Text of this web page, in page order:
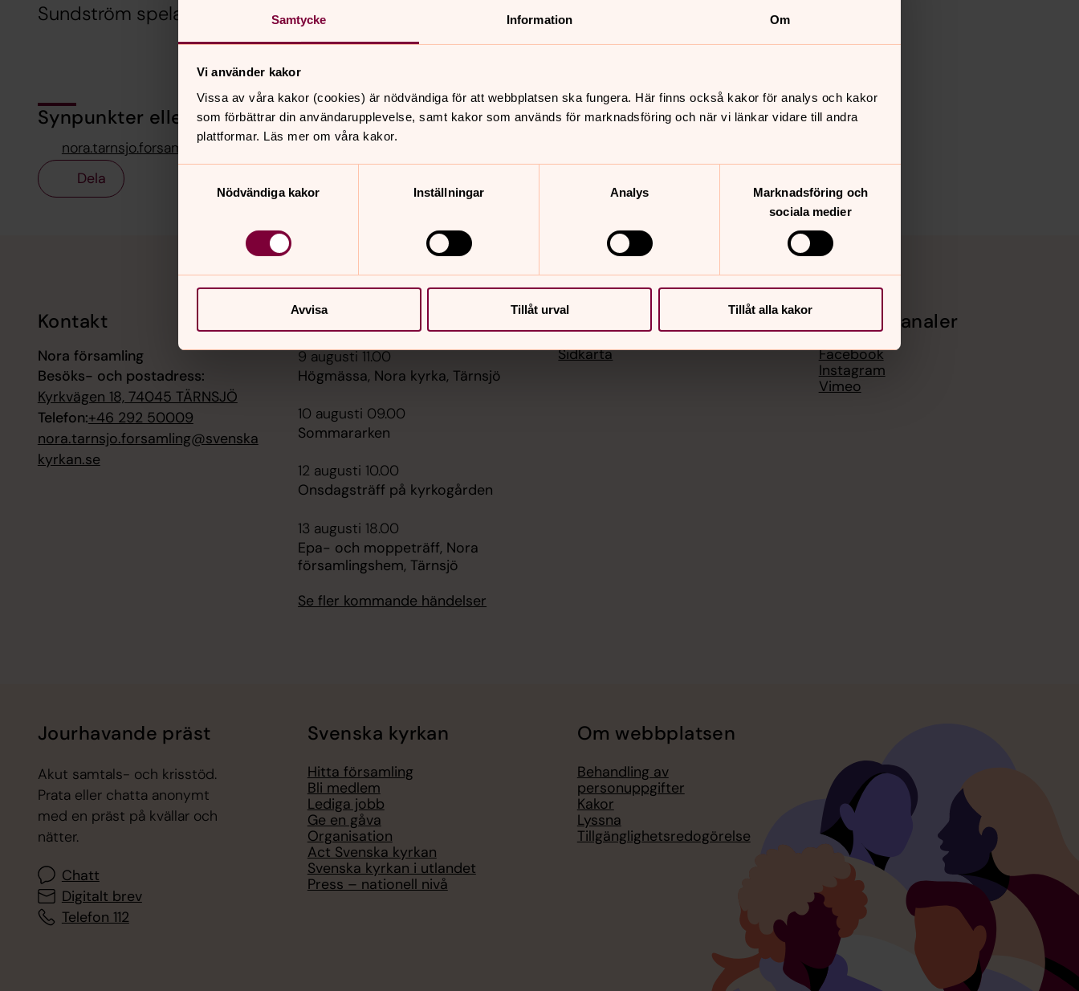
Samtycke Information Om
Vi använder kakor
Vissa av våra kakor (cookies) är nödvändiga för att webbplatsen ska fungera. Här finns också kakor för analys och kakor
som förbättrar din användarupplevelse, samt kakor som används för marknadsföring och när vi länkar vidare till andra
plattformar. Läs mer om våra kakor.
Nödvändiga kakor
Inställningar Analys
Marknadsföring och
sociala medier
Avvisa Tillåt urval Tillåt alla kakor
Sundström spelar. Välkommen!
Synpunkter eller frågor på sidans innehåll?
nora.tarnsjo.forsamling@svenskakyrkan.se
Dela
Kontakt
Nora församling
Besöks- och postadress:
Kyrkvägen 18, 74045 TÄRNSJÖ
Telefon:+46 292 50009
nora.tarnsjo.forsamling@svenska
kyrkan.se
Kalender
9 augusti 11.00
Högmässa, Nora kyrka, Tärnsjö
10 augusti 09.00
Sommararken
12 augusti 10.00
Onsdagsträff på kyrkogården
13 augusti 18.00
Epa- och moppeträff, Nora
församlingshem, Tärnsjö
Se fler kommande händelser
Hitta snabbt
Sidkarta
Sociala kanaler
Facebook
Instagram
Vimeo
Jourhavande präst
Akut samtals- och krisstöd.
Prata eller chatta anonymt
med en präst på kvällar och
nätter.
Chatt
Digitalt brev
Telefon 112
Svenska kyrkan
Hitta församling
Bli medlem
Lediga jobb
Ge en gåva
Organisation
Act Svenska kyrkan
Svenska kyrkan i utlandet
Press – nationell nivå
Om webbplatsen
Behandling av
personuppgifter
Kakor
Lyssna
Tillgänglighetsredogörelse